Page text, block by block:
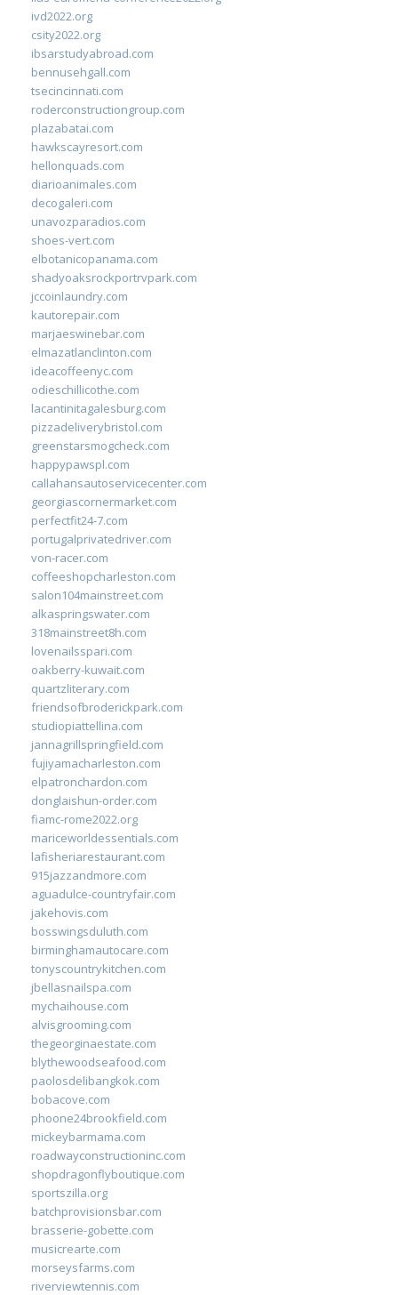
ivd2022.org
csity2022.org
ibsarstudyabroad.com
bennusehgall.com
tsecincinnati.com
roderconstructiongroup.com
plazabatai.com
hawkscayresort.com
hellonquads.com
diarioanimales.com
decogaleri.com
unavozparadios.com
shoes-vert.com
elbotanicopanama.com
shadyoaksrockportrvpark.com
jccoinlaundry.com
kautorepair.com
marjaeswinebar.com
elmazatlanclinton.com
ideacoffeenyc.com
odieschillicothe.com
lacantinitagalesburg.com
pizzadeliverybristol.com
greenstarsmogcheck.com
happypawspl.com
callahansautoservicecenter.com
georgiascornermarket.com
perfectfit24-7.com
portugalprivatedriver.com
von-racer.com
coffeeshopcharleston.com
salon104mainstreet.com
alkaspringswater.com
318mainstreet8h.com
lovenailsspari.com
oakberry-kuwait.com
quartzliterary.com
friendsofbroderickpark.com
studiopiattellina.com
jannagrillspringfield.com
fujiyamacharleston.com
elpatronchardon.com
donglaishun-order.com
fiamc-rome2022.org
mariceworldessentials.com
lafisheriarestaurant.com
915jazzandmore.com
aguadulce-countryfair.com
jakehovis.com
bosswingsduluth.com
birminghamautocare.com
tonyscountrykitchen.com
jbellasnailspa.com
mychaihouse.com
alvisgrooming.com
thegeorginaestate.com
blythewoodseafood.com
paolosdelibangkok.com
bobacove.com
phoone24brookfield.com
mickeybarmama.com
roadwayconstructioninc.com
shopdragonflyboutique.com
sportszilla.org
batchprovisionsbar.com
brasserie-gobette.com
musicrearte.com
morseysfarms.com
riverviewtennis.com